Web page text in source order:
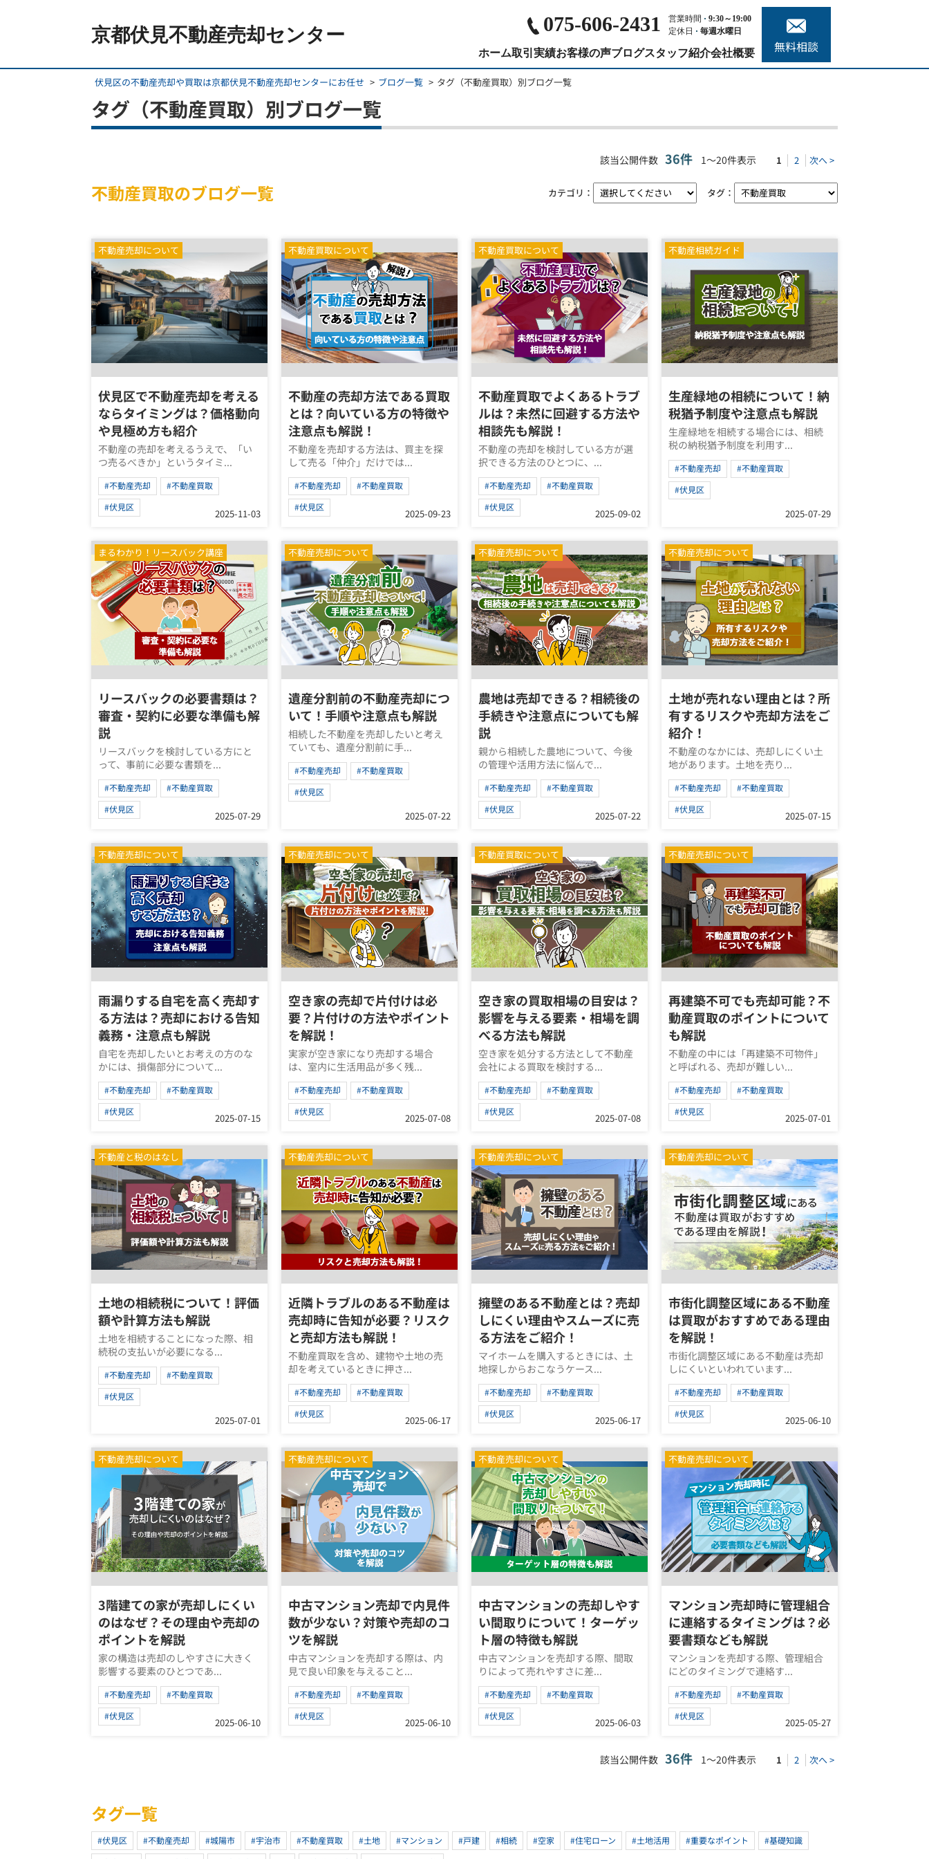
京都伏見不動産売却センター 075-606-2431 営業時間
9:30～19:00
定休日
毎週水曜日
ホーム取引実績お客様の声ブログスタッフ紹介会社概要 無料相談
伏見区の不動産売却や買取は京都伏見不動産売却センターにお任せ ブログ一覧 タグ（不動産買取）別ブログ一覧
タグ（不動産買取）別ブログ一覧
該当公開件数 36件 1～20件表示 1 2 次へ >
不動産買取のブログ一覧 カテゴリ： タグ：
不動産売却について
伏見区で不動産売却を考える
ならタイミングは？価格動向
や見極め方も紹介
不動産の売却を考えるうえで、「い
つ売るべきか」というタイミ...
#不動産売却
#不動産買取
#伏見区
2025-11-03
不動産買取について
不動産の売却方法である買取
とは？向いている方の特徴や
注意点も解説！
不動産を売却する方法は、買主を探
して売る「仲介」だけでは...
#不動産売却
#不動産買取
#伏見区
2025-09-23
不動産買取について
不動産買取でよくあるトラブ
ルは？未然に回避する方法や
相談先も解説！
不動産の売却を検討している方が選
択できる方法のひとつに、...
#不動産売却
#不動産買取
#伏見区
2025-09-02
不動産相続ガイド
生産緑地の相続について！納
税猶予制度や注意点も解説
生産緑地を相続する場合には、相続
税の納税猶予制度を利用す...
#不動産売却
#不動産買取
#伏見区
2025-07-29
まるわかり！リースバック講座
リースバックの必要書類は？
審査・契約に必要な準備も解
説
リースバックを検討している方にと
って、事前に必要な書類を...
#不動産売却
#不動産買取
#伏見区
2025-07-29
不動産売却について
遺産分割前の不動産売却につ
いて！手順や注意点も解説
相続した不動産を売却したいと考え
ていても、遺産分割前に手...
#不動産売却
#不動産買取
#伏見区
2025-07-22
不動産売却について
農地は売却できる？相続後の
手続きや注意点についても解
説
親から相続した農地について、今後
の管理や活用方法に悩んで...
#不動産売却
#不動産買取
#伏見区
2025-07-22
不動産売却について
土地が売れない理由とは？所
有するリスクや売却方法をご
紹介！
不動産のなかには、売却しにくい土
地があります。土地を売り...
#不動産売却
#不動産買取
#伏見区
2025-07-15
不動産売却について
雨漏りする自宅を高く売却す
る方法は？売却における告知
義務・注意点も解説
自宅を売却したいとお考えの方のな
かには、損傷部分について...
#不動産売却
#不動産買取
#伏見区
2025-07-15
不動産売却について
空き家の売却で片付けは必
要？片付けの方法やポイント
を解説！
実家が空き家になり売却する場合
は、室内に生活用品が多く残...
#不動産売却
#不動産買取
#伏見区
2025-07-08
不動産買取について
空き家の買取相場の目安は？
影響を与える要素・相場を調
べる方法も解説
空き家を処分する方法として不動産
会社による買取を検討する...
#不動産売却
#不動産買取
#伏見区
2025-07-08
不動産売却について
再建築不可でも売却可能？不
動産買取のポイントについて
も解説
不動産の中には「再建築不可物件」
と呼ばれる、売却が難しい...
#不動産売却
#不動産買取
#伏見区
2025-07-01
不動産と税のはなし
土地の相続税について！評価
額や計算方法も解説
土地を相続することになった際、相
続税の支払いが必要になる...
#不動産売却
#不動産買取
#伏見区
2025-07-01
不動産売却について
近隣トラブルのある不動産は
売却時に告知が必要？リスク
と売却方法も解説！
不動産買取を含め、建物や土地の売
却を考えているときに押さ...
#不動産売却
#不動産買取
#伏見区
2025-06-17
不動産売却について
擁壁のある不動産とは？売却
しにくい理由やスムーズに売
る方法をご紹介！
マイホームを購入するときには、土
地探しからおこなうケース...
#不動産売却
#不動産買取
#伏見区
2025-06-17
不動産売却について
市街化調整区域にある不動産
は買取がおすすめである理由
を解説！
市街化調整区域にある不動産は売却
しにくいといわれています...
#不動産売却
#不動産買取
#伏見区
2025-06-10
不動産売却について
3階建ての家が売却しにくい
のはなぜ？その理由や売却の
ポイントを解説
家の構造は売却のしやすさに大きく
影響する要素のひとつであ...
#不動産売却
#不動産買取
#伏見区
2025-06-10
不動産売却について
中古マンション売却で内見件
数が少ない？対策や売却のコ
ツを解説
中古マンションを売却する際は、内
見で良い印象を与えること...
#不動産売却
#不動産買取
#伏見区
2025-06-10
不動産売却について
中古マンションの売却しやす
い間取りについて！ターゲッ
ト層の特徴も解説
中古マンションを売却する際、間取
りによって売れやすさに差...
#不動産売却
#不動産買取
#伏見区
2025-06-03
不動産売却について
マンション売却時に管理組合
に連絡するタイミングは？必
要書類なども解説
マンションを売却する際、管理組合
にどのタイミングで連絡す...
#不動産売却
#不動産買取
#伏見区
2025-05-27
該当公開件数 36件 1～20件表示 1 2 次へ >
タグ一覧
#伏見区 #不動産売却 #城陽市 #宇治市 #不動産買取 #土地 #マンション #戸建 #相続 #空家 #住宅ローン #土地活用 #重要なポイント
#基礎知識